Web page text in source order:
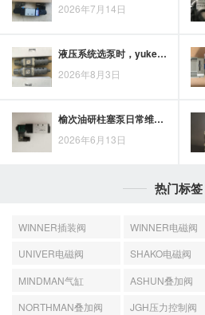
2026年7月14日
液压系统选泵时，yuken油泵与普通油泵的适配差异：结构类型与工况要求
2026年8月3日
榆次油研柱塞泵日常维护要点：减少磨损并稳定设备运行
2026年6月13日
热门标签
WINNER插装阀 WINNER电磁阀
UNIVER电磁阀
SHAKO电磁阀
MINDMAN气缸
ASHUN叠加阀
NORTHMAN叠加阀
JGH压力控制阀